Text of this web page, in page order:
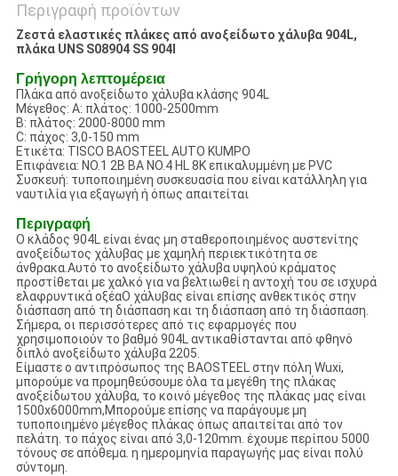
Περιγραφή προϊόντων
Ζεστά ελαστικές πλάκες από ανοξείδωτο χάλυβα 904L,
πλάκα UNS S08904 SS 904l
Γρήγορη λεπτομέρεια
Πλάκα από ανοξείδωτο χάλυβα κλάσης 904L
Μέγεθος: Α: πλάτος: 1000-2500mm
Β: πλάτος: 2000-8000 mm
C: πάχος: 3,0-150 mm
Ετικέτα: TISCO BAOSTEEL AUTO KUMPO
Επιφάνεια: NO.1 2B BA NO.4 HL 8K επικαλυμμένη με PVC
Συσκευή: τυποποιημένη συσκευασία που είναι κατάλληλη για
ναυτιλία για εξαγωγή ή όπως απαιτείται
Περιγραφή
Ο κλάδος 904L είναι ένας μη σταθεροποιημένος αυστενίτης
ανοξείδωτος χάλυβας με χαμηλή περιεκτικότητα σε
άνθρακα.Αυτό το ανοξείδωτο χάλυβα υψηλού κράματος
προστίθεται με χαλκό για να βελτιωθεί η αντοχή του σε ισχυρά
ελαφρυντικά οξέαΟ χάλυβας είναι επίσης ανθεκτικός στην
διάσπαση από τη διάσπαση και τη διάσπαση από τη διάσπαση.
Σήμερα, οι περισσότερες από τις εφαρμογές που
χρησιμοποιούν το βαθμό 904L αντικαθίστανται από φθηνό
διπλό ανοξείδωτο χάλυβα 2205.
Είμαστε ο αντιπρόσωπος της BAOSTEEL στην πόλη Wuxi,
μπορούμε να προμηθεύσουμε όλα τα μεγέθη της πλάκας
ανοξείδωτου χάλυβα, το κοινό μέγεθος της πλάκας μας είναι
1500x6000mm,Μπορούμε επίσης να παράγουμε μη
τυποποιημένο μέγεθος πλάκας όπως απαιτείται από τον
πελάτη. το πάχος είναι από 3,0-120mm. έχουμε περίπου 5000
τόνους σε απόθεμα. η ημερομηνία παραγωγής μας είναι πολύ
σύντομη.